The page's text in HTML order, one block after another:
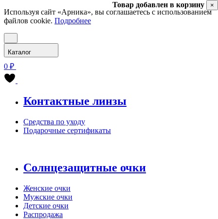
Используя сайт «Арника», вы соглашаетесь с использованием
файлов cookie. Подробнее
Каталог
0 ₽
Контактные линзы
Средства по уходу
Подарочные сертификаты
Солнцезащитные очки
Женские очки
Мужские очки
Детские очки
Распродажа
Товар добавлен в корзину ×